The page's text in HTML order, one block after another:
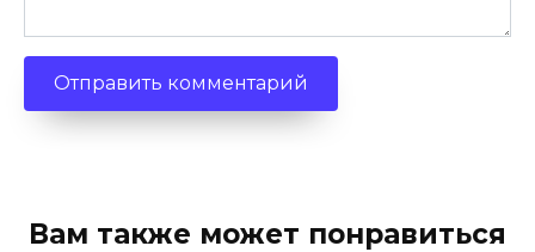
Вам также может понравиться